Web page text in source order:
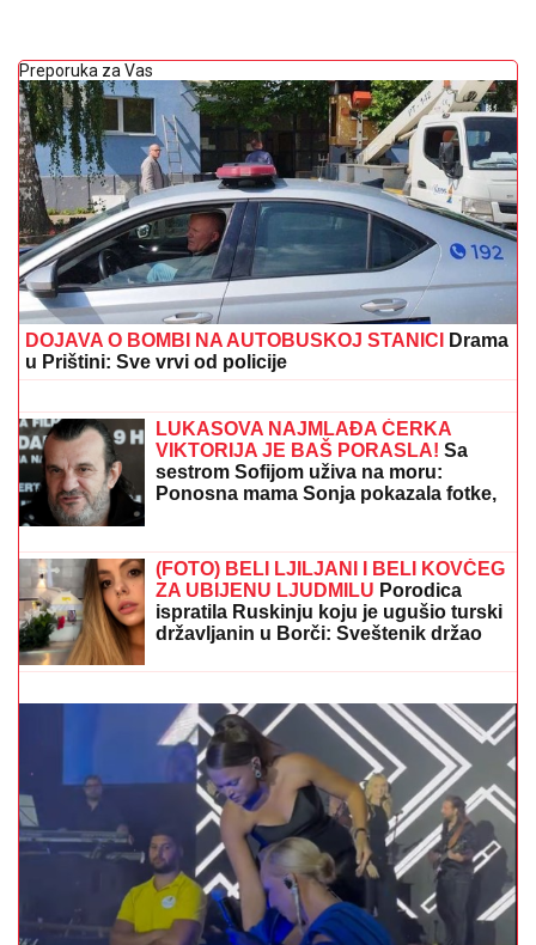
Preporuka za Vas
DOJAVA O BOMBI NA AUTOBUSKOJ STANICI
Drama
u Prištini: Sve vrvi od policije
OVU DRŽAVU:Kakva je to sramota, vi
ste vazal Amerike
sestrom Sofijom uživa na moru:
Ponosna mama Sonja pokazala fotke,
puno joj srce
VATRA SE PONOVO RAZBUKTALA: Proglašena
vanredna situacija u ovom gradu u Srbiji
(FOTO) BELI LJILJANI I BELI KOVČEG